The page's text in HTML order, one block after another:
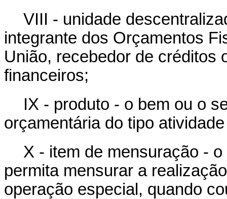
VIII - unidade
integrante dos Orçamentos
União, recebedor de créditos
financeiros;
IX - produto - o bem ou o
orçamentária do tipo
X - item de mensuração -
permita mensurar a
operação especial, quando